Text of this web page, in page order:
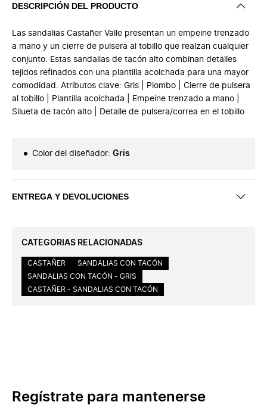
DESCRIPCIÓN DEL PRODUCTO
Las sandalias Castañer Valle presentan un empeine trenzado
a mano y un cierre de pulsera al tobillo que realzan cualquier
conjunto. Estas sandalias de tacón alto combinan detalles
tejidos refinados con una plantilla acolchada para una mayor
comodidad. Atributos clave: Gris | Piombo | Cierre de pulsera
al tobillo | Plantilla acolchada | Empeine trenzado a mano |
Silueta de tacón alto | Detalle de pulsera/correa en el tobillo
Color del diseñador: Gris
ENTREGA Y DEVOLUCIONES
CATEGORIAS RELACIONADAS
CASTAÑER
SANDALIAS CON TACÓN
SANDALIAS CON TACÓN - GRIS
CASTAÑER - SANDALIAS CON TACÓN
Regístrate para mantenerse